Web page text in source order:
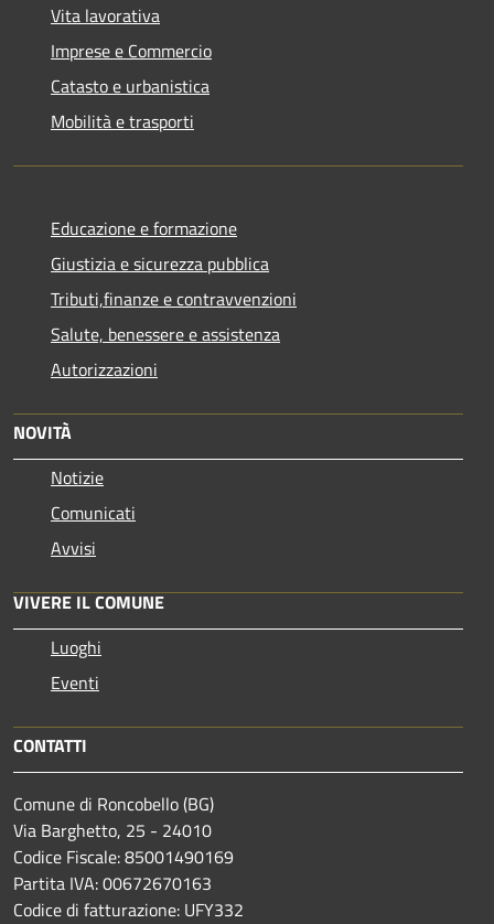
Vita lavorativa
Imprese e Commercio
Catasto e urbanistica
Mobilità e trasporti
Educazione e formazione
Giustizia e sicurezza pubblica
Tributi,finanze e contravvenzioni
Salute, benessere e assistenza
Autorizzazioni
NOVITÀ
Notizie
Comunicati
Avvisi
VIVERE IL COMUNE
Luoghi
Eventi
CONTATTI
Comune di Roncobello (BG)
Via Barghetto, 25 - 24010
Codice Fiscale: 85001490169
Partita IVA: 00672670163
Codice di fatturazione: UFY332